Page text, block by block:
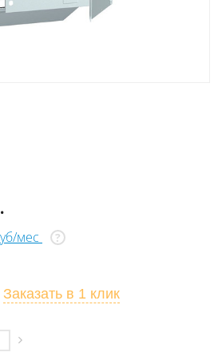
мес ?
Заказать в 1 клик